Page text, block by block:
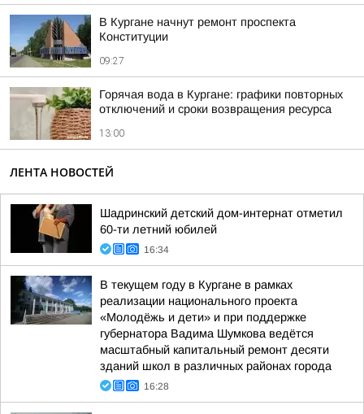
В Кургане начнут ремонт проспекта
Конституции
09:27
Горячая вода в Кургане: графики повторных
отключений и сроки возвращения ресурса
13:00
ЛЕНТА НОВОСТЕЙ
Шадринский детский дом-интернат отметил
60-ти летний юбилей
16:34
В текущем году в Кургане в рамках
реализации национального проекта
«Молодёжь и дети» и при поддержке
губернатора Вадима Шумкова ведётся
масштабный капитальный ремонт десяти
зданий школ в различных районах города
16:28